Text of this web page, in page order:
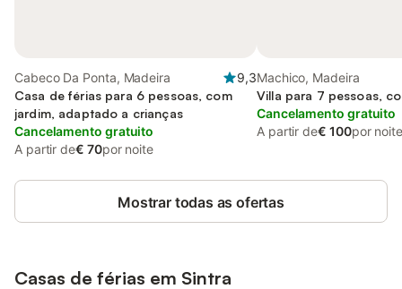
Cabeco Da Ponta, Madeira
9,3
Casa de férias para 6 pessoas, com
jardim, adaptado a crianças
Cancelamento gratuito
A partir de€ 70por noite
Machico, Madeira
Villa para 7 pessoas,
Cancelamento gratuito
A partir de€ 100por noite
Mostrar todas as ofertas
Casas de férias em Sintra